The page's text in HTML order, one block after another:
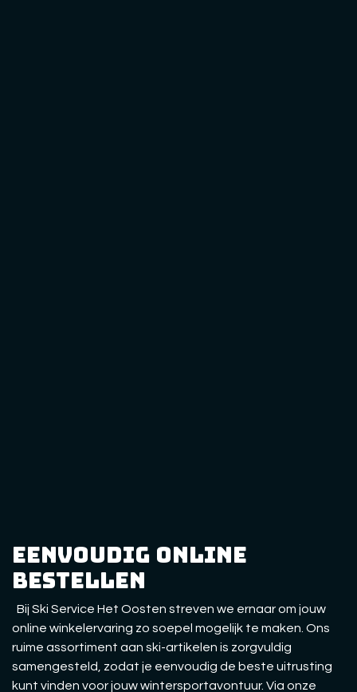
eenvoudig online
bestellen
Bij Ski Service Het Oosten streven we ernaar om jouw
online winkelervaring zo soepel mogelijk te maken. Ons
ruime assortiment aan ski-artikelen is zorgvuldig
samengesteld, zodat je eenvoudig de beste uitrusting
kunt vinden voor jouw wintersportavontuur. Via onze